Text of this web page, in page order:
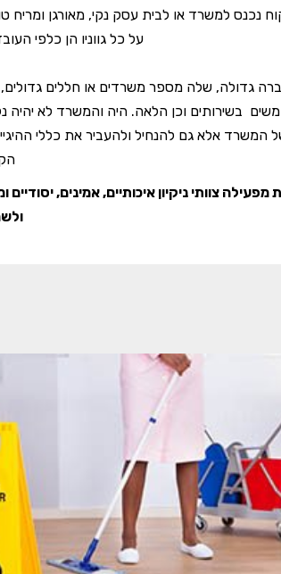
נכנס למשרד או לבית עסק נקי, מאורגן ומריח
על כל גווניו הן כלפי
גדולה, שלה מספר משרדים או חללים גדולים,
בשירותים וכן הלאה. היה והמשרד לא יהיה
של המשרד אלא גם להנחיל ולהעביר את כללי
צוותי ניקיון איכותיים, אמינים,